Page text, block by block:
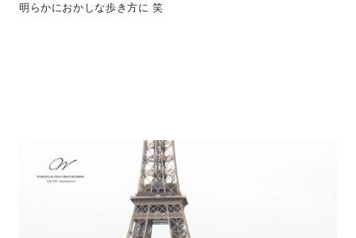
明らかにおかしな歩き方に 笑